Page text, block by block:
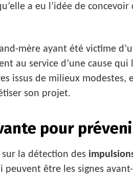
a eu l’idée de concevoir
mère ayant été victime
au service d’une cause
issus de milieux modestes,
son projet.
pour
la détection des
peuvent être les signes